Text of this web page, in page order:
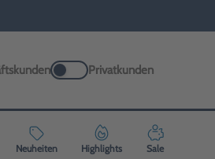
Privatkunden
Neuheiten Highlights Sale